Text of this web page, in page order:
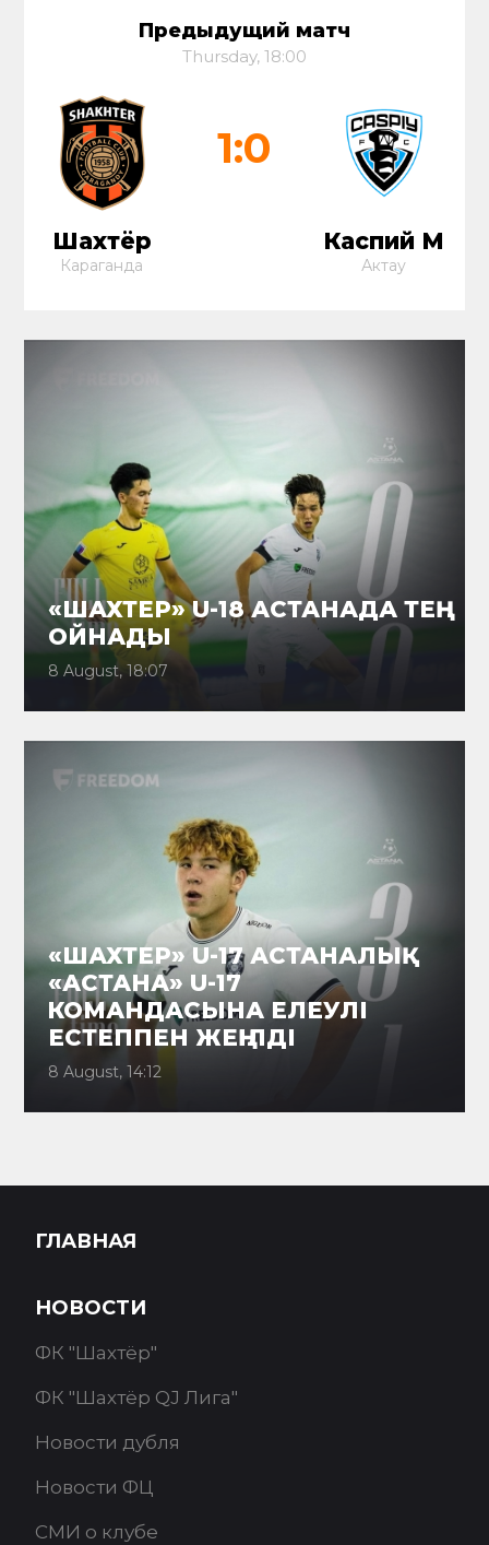
Предыдущий матч
Thursday, 18:00
Шахтёр
Караганда
1:0
Каспий М
Актау
«ШАХТЕР» U-18 АСТАНАДА ТЕҢ
ОЙНАДЫ
8 August, 18:07
«ШАХТЕР» U-17 АСТАНАЛЫҚ
«АСТАНА» U-17
КОМАНДАСЫНА ЕЛЕУЛІ
ЕСТЕППЕН ЖЕҢІЛДІ
8 August, 14:12
ГЛАВНАЯ
НОВОСТИ
ФК "Шахтёр"
ФК "Шахтёр QJ Лига"
Новости дубля
Новости ФЦ
СМИ о клубе